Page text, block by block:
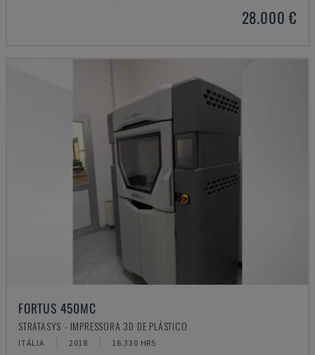
28.000 €
FORTUS 450MC
STRATASYS - IMPRESSORA 3D DE PLÁSTICO
ITÁLIA 2018 16.330 HRS